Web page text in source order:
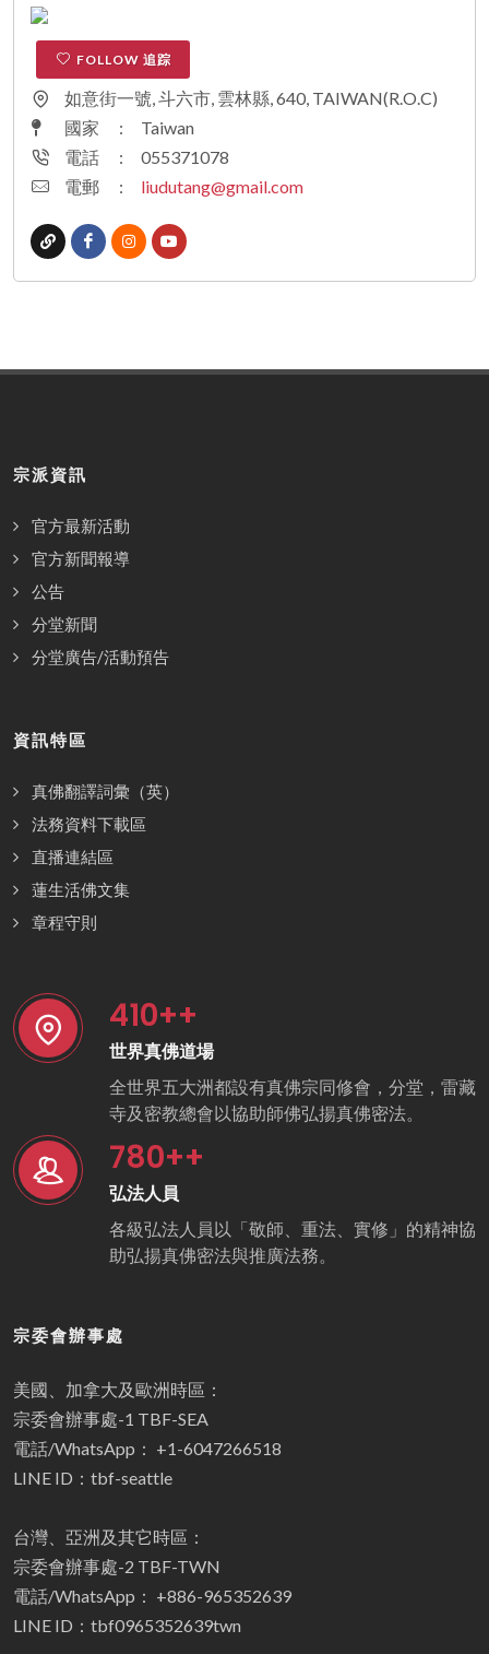
FOLLOW 追踪
如意街一號, 斗六市, 雲林縣, 640, TAIWAN(R.O.C)
國家
:
Taiwan
電話
:
055371078
電郵
: liudutang@gmail.com
宗派資訊
官方最新活動
官方新聞報導
公告
分堂新聞
分堂廣告/活動預告
資訊特區
真佛翻譯詞彙（英）
法務資料下載區
直播連結區
蓮生活佛文集
章程守則
410++
世界真佛道場
全世界五大洲都設有真佛宗同修會，分堂，雷藏
寺及密教總會以協助師佛弘揚真佛密法。
780++
弘法人員
各級弘法人員以「敬師、重法、實修」的精神協
助弘揚真佛密法與推廣法務。
宗委會辦事處
美國、加拿大及歐洲時區：
宗委會辦事處-1 TBF-SEA
電話/WhatsApp： +1-6047266518
LINE ID：tbf-seattle
台灣、亞洲及其它時區：
宗委會辦事處-2 TBF-TWN
電話/WhatsApp： +886-965352639
LINE ID：tbf0965352639twn